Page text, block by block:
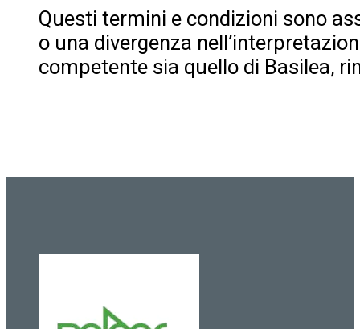
Questi termini e condizioni sono
o una divergenza
competente sia quello di Basilea,